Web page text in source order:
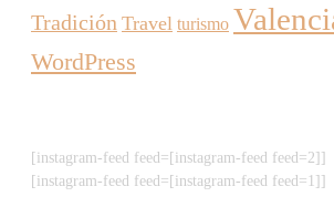
Tradición Travel turismo
WordPress
[instagram-feed feed=[instagram-feed feed=2]]
[instagram-feed feed=[instagram-feed feed=1]]